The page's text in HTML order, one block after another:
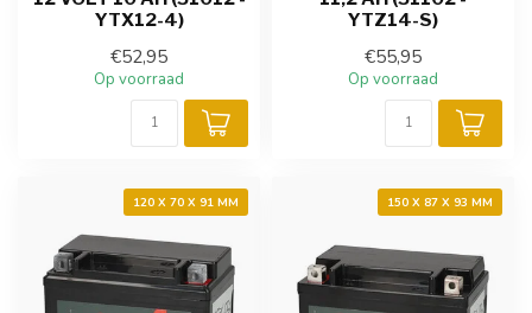
YTX12-4)
€52,95
Op voorraad
YTZ14-S)
€55,95
Op voorraad
120 X 70 X 91 MM 150 X 87 X 93 MM